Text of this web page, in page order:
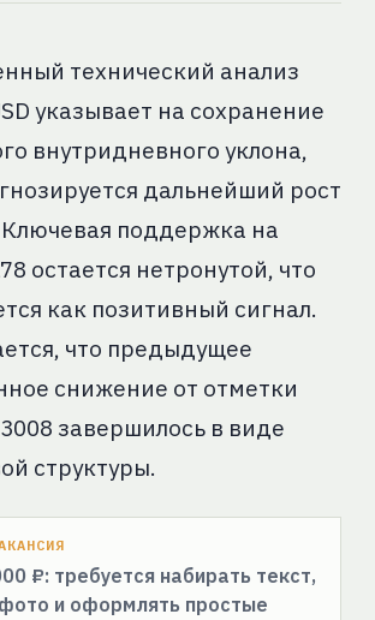
технический анализ
указывает на сохранение
внутридневного уклона,
дальнейший рост
поддержка на
остается нетронутой, что
как позитивный сигнал.
что предыдущее
снижение от отметки
завершилось в виде
структуры.
₽: требуется набирать текст,
и оформлять простые